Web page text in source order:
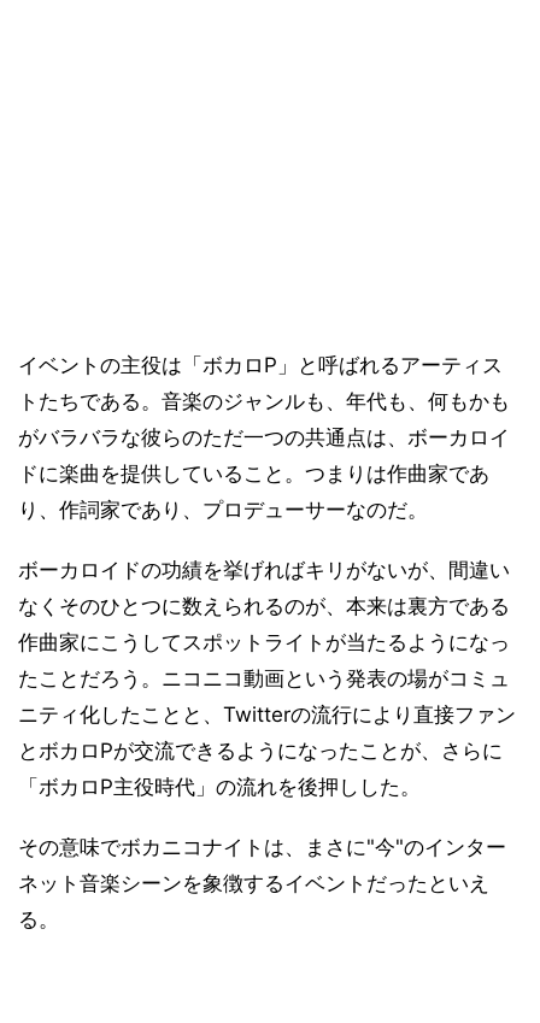
イベントの主役は「ボカロP」と呼ばれるアーティス
トたちである。音楽のジャンルも、年代も、何もかも
がバラバラな彼らのただ一つの共通点は、ボーカロイ
ドに楽曲を提供していること。つまりは作曲家であ
り、作詞家であり、プロデューサーなのだ。
ボーカロイドの功績を挙げればキリがないが、間違い
なくそのひとつに数えられるのが、本来は裏方である
作曲家にこうしてスポットライトが当たるようになっ
たことだろう。ニコニコ動画という発表の場がコミュ
ニティ化したことと、Twitterの流行により直接ファン
とボカロPが交流できるようになったことが、さらに
「ボカロP主役時代」の流れを後押しした。
その意味でボカニコナイトは、まさに"今"のインター
ネット音楽シーンを象徴するイベントだったといえ
る。